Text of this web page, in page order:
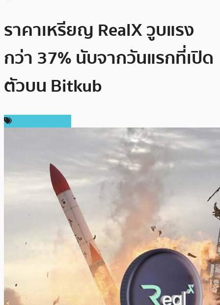
ราคาเหรียญ RealX วูบแรง
กว่า 37% นับจากวันแรกที่เปิด
ตัวบน Bitkub